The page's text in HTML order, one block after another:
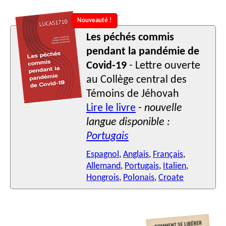
Nouveauté !
Les péchés commis
pendant la pandémie de
Covid-19 - Lettre ouverte
au Collège central des
Témoins de Jéhovah
Lire le livre - nouvelle
langue disponible :
Portugais
Espagnol, Anglais, Français,
Allemand, Portugais, Italien,
Hongrois, Polonais, Croate